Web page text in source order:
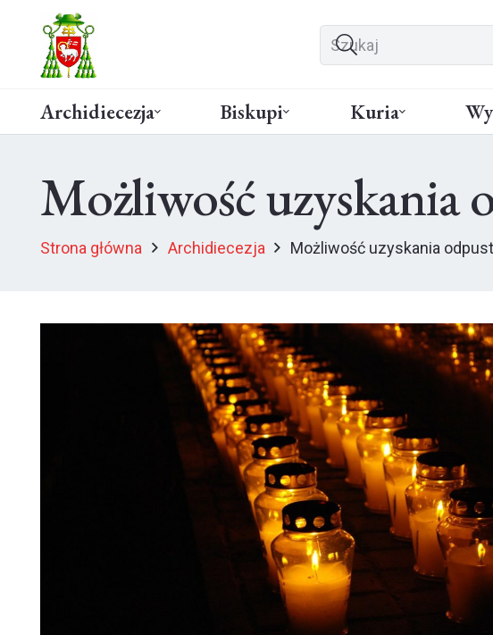
Archidiecezja Biskupi Kuria
Możliwość uzyskania
Strona główna Archidiecezja Możliwość uzyskania